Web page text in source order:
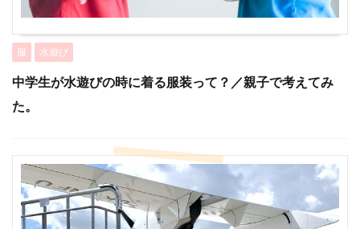
服 水遊び
中学生が水遊びの時に着る服装って？／親子で考えてみ
た。